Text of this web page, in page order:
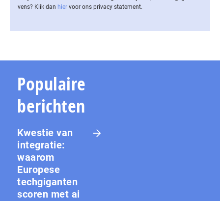
vens? Klik dan hier voor ons privacy statement.
Populaire
berichten
Kwestie van
integratie:
waarom
Europese
techgiganten
scoren met ai